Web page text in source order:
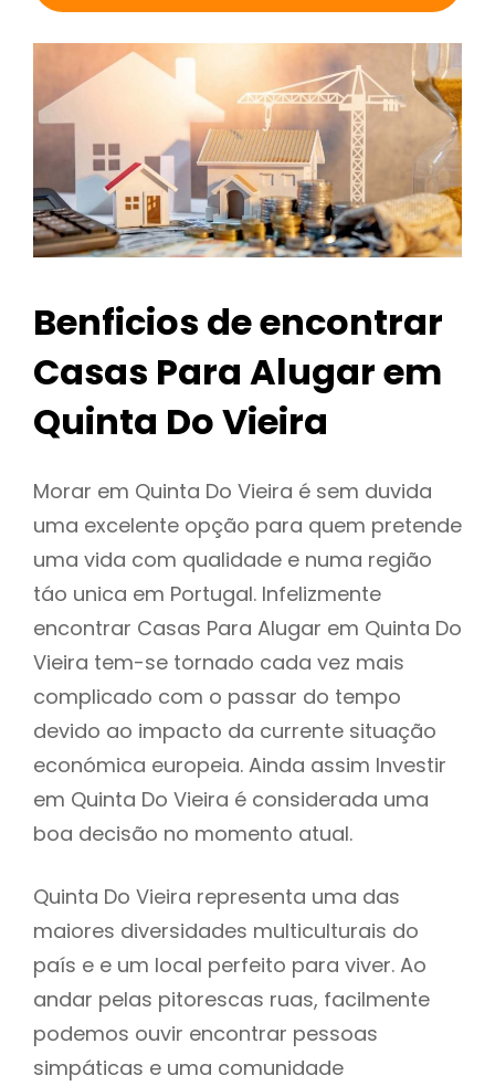
Benficios de encontrar
Casas Para Alugar em
Quinta Do Vieira
Morar em Quinta Do Vieira é sem duvida
uma excelente opção para quem pretende
uma vida com qualidade e numa região
táo unica em Portugal. Infelizmente
encontrar Casas Para Alugar em Quinta Do
Vieira tem-se tornado cada vez mais
complicado com o passar do tempo
devido ao impacto da currente situação
económica europeia. Ainda assim Investir
em Quinta Do Vieira é considerada uma
boa decisão no momento atual.
Quinta Do Vieira representa uma das
maiores diversidades multiculturais do
país e e um local perfeito para viver. Ao
andar pelas pitorescas ruas, facilmente
podemos ouvir encontrar pessoas
simpáticas e uma comunidade